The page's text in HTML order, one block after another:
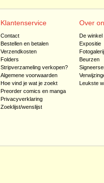
Klantenservice
Contact
Bestellen en betalen
Verzendkosten
Folders
Stripverzameling verkopen?
Algemene voorwaarden
Hoe vind je wat je zoekt
Preorder comics en manga
Privacyverklaring
Zoeklijst/wenslijst
Over
De winkel
Expositie
Beurzen
Leukste